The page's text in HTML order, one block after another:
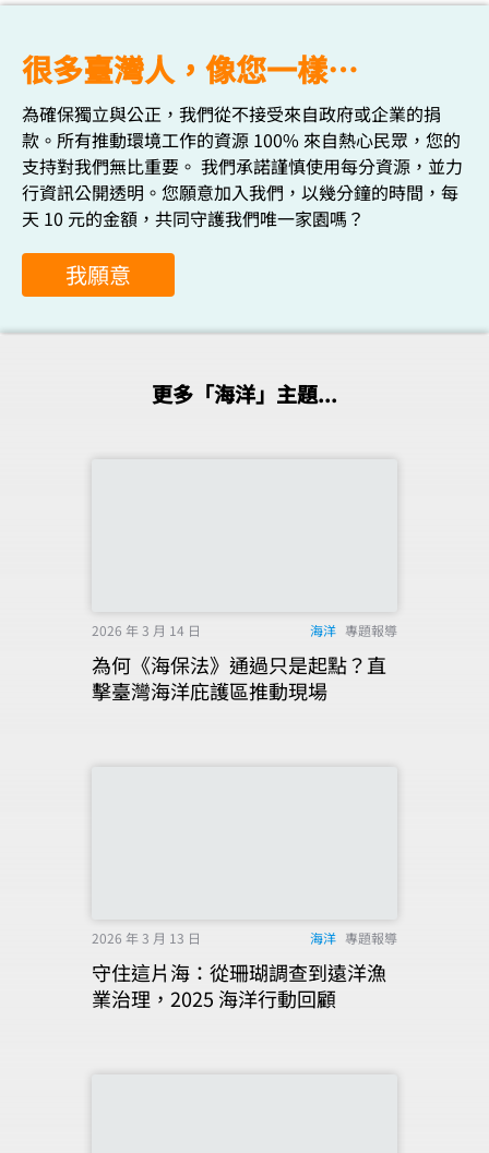
很多臺灣人，像您一樣…
為確保獨立與公正，我們從不接受來自政府或企業的捐
款。所有推動環境工作的資源 100% 來自熱心民眾，您的
支持對我們無比重要。 我們承諾謹慎使用每分資源，並力
行資訊公開透明。您願意加入我們，以幾分鐘的時間，每
天 10 元的金額，共同守護我們唯一家園嗎？
我願意
更多「海洋」主題...
2026 年 3 月 14 日 海洋 專題報導
為何《海保法》通過只是起點？直
擊臺灣海洋庇護區推動現場
2026 年 3 月 13 日 海洋 專題報導
守住這片海：從珊瑚調查到遠洋漁
業治理，2025 海洋行動回顧